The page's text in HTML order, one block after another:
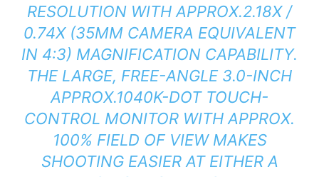
RESOLUTION WITH APPROX.2.18X /
0.74X (35MM CAMERA EQUIVALENT
IN 4:3) MAGNIFICATION CAPABILITY.
THE LARGE, FREE-ANGLE 3.0-INCH
APPROX.1040K-DOT TOUCH-
CONTROL MONITOR WITH APPROX.
100% FIELD OF VIEW MAKES
SHOOTING EASIER AT EITHER A